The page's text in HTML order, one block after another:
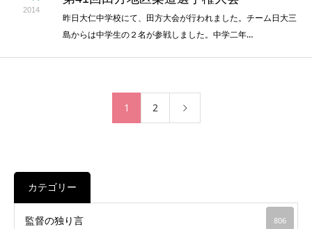
2014
昨日大仁中学校にて、田方大会が行われました。チーム日大三
島からは中学生の２名が参戦しました。中学二年…
1 2
カテゴリー
監督の独り言 806